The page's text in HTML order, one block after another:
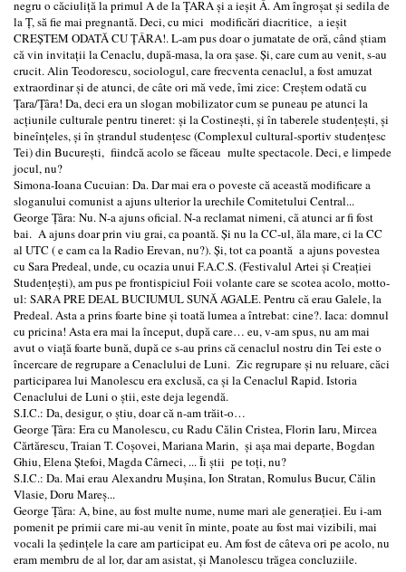
negru o căciuliţă la primul A de la ŢARA și a ieșit Â. Am îngroşat şi sedila de
la Ţ, să fie mai pregnantă. Deci, cu mici modificări diacritice, a ieşit
CREŞTEM ODATĂ CU ŢÂRA!. L-am pus doar o jumatate de oră, când ştiam
că vin invitaţii la Cenaclu, după-masa, la ora şase. Şi, care cum au venit, s-au
crucit. Alin Teodorescu, sociologul, care frecventa cenaclul, a fost amuzat
extraordinar şi de atunci, de câte ori mă vede, îmi zice: Creştem odată cu
Ţara/Ţâra! Da, deci era un slogan mobilizator cum se puneau pe atunci la
acțiunile culturale pentru tineret: şi la Costineşti, şi în taberele studenţeşti, şi
bineînţeles, şi în ştrandul studenţesc (Complexul cultural-sportiv studenţesc
Tei) din Bucureşti, fiindcă acolo se făceau multe spectacole. Deci, e limpede
jocul, nu?
Simona-Ioana Cucuian: Da. Dar mai era o poveste că această modificare a
sloganului comunist a ajuns ulterior la urechile Comitetului Central...
George Ţâra: Nu. N-a ajuns oficial. N-a reclamat nimeni, că atunci ar fi fost
bai. A ajuns doar prin viu grai, ca poantă. Și nu la CC-ul, ăla mare, ci la CC
al UTC ( e cam ca la Radio Erevan, nu?). Şi, tot ca poantă a ajuns povestea
cu Sara Predeal, unde, cu ocazia unui F.A.C.S. (Festivalul Artei şi Creaţiei
Studenţeşti), am pus pe frontispiciul Foii volante care se scotea acolo, motto-
ul: SARA PRE DEAL BUCIUMUL SUNĂ AGALE. Pentru că erau Galele, la
Predeal. Asta a prins foarte bine şi toată lumea a întrebat: cine?. Iaca: domnul
cu pricina! Asta era mai la început, după care… eu, v-am spus, nu am mai
avut o viaţă foarte bună, după ce s-au prins că cenaclul nostru din Tei este o
încercare de regrupare a Cenaclului de Luni. Zic regrupare şi nu reluare, căci
participarea lui Manolescu era exclusă, ca şi la Cenaclul Rapid. Istoria
Cenaclului de Luni o ştii, este deja legendă.
S.I.C.: Da, desigur, o ştiu, doar că n-am trăit-o…
George Ţâra: Era cu Manolescu, cu Radu Călin Cristea, Florin Iaru, Mircea
Cărtărescu, Traian T. Coşovei, Mariana Marin, şi aşa mai departe, Bogdan
Ghiu, Elena Ştefoi, Magda Cârneci, ... Îi ştii pe toţi, nu?
S.I.C.: Da. Mai erau Alexandru Muşina, Ion Stratan, Romulus Bucur, Călin
Vlasie, Doru Mareş...
George Ţâra: A, bine, au fost multe nume, nume mari ale generației. Eu i-am
pomenit pe primii care mi-au venit în minte, poate au fost mai vizibili, mai
vocali la şedinţele la care am participat eu. Am fost de câteva ori pe acolo, nu
eram membru de al lor, dar am asistat, şi Manolescu trăgea concluziile.